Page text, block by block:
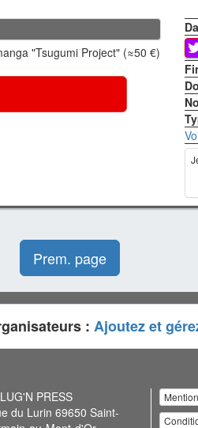
"Tsugumi Project" (≈50 €)
Prem. page
: Ajoutez et
PRESS
du Lurin 69650 Saint-